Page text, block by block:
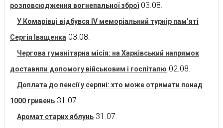
розповсюдження вогнепальної зброї 03.08.
У Комарівці відбувся IV меморіальний турнір пам’яті
Сергія Іващенка 03.08.
Чергова гуманітарна місія: на Харківський напрямок
доставили допомогу військовим і госпіталю 02.08.
Доплата до пенсії у серпні: хто може отримати понад
1000 гривень 31.07.
Аромат старих яблунь 31.07.